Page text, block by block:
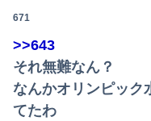
671
>>643
それ無難なん？
なんかオリンピック
てたわ